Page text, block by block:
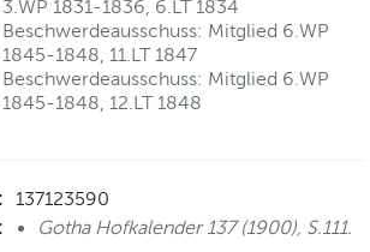
3.WP 1831-1836, 6.LT 1834
Beschwerdeausschuss: Mitglied 6.WP
1845-1848, 11.LT 1847
Beschwerdeausschuss: Mitglied 6.WP
1845-1848, 12.LT 1848
137123590
Gotha Hofkalender 137 (1900), S.111.